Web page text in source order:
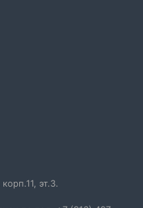
корп.11, эт.3.